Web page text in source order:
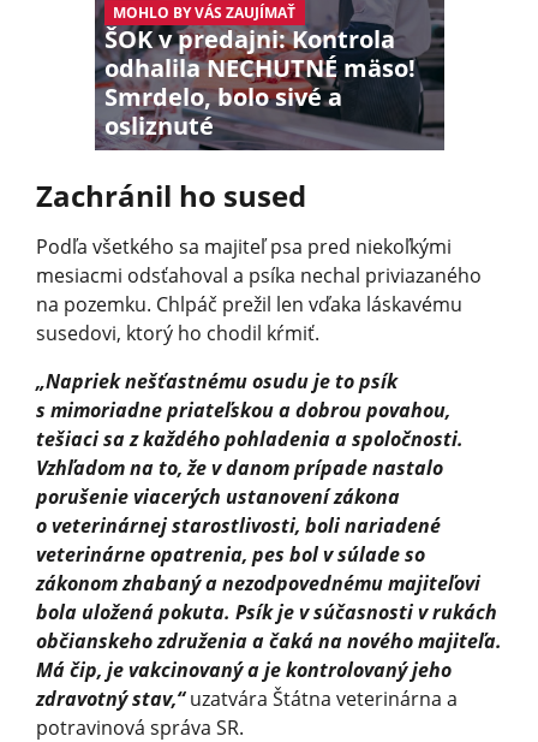
MOHLO BY VÁS ZAUJÍMAŤ
ŠOK v predajni: Kontrola
odhalila NECHUTNÉ mäso!
Smrdelo, bolo sivé a
osliznuté
Zachránil ho sused
Podľa všetkého sa majiteľ psa pred niekoľkými
mesiacmi odsťahoval a psíka nechal priviazaného
na pozemku. Chlpáč prežil len vďaka láskavému
susedovi, ktorý ho chodil kŕmiť.
„Napriek nešťastnému osudu je to psík
s mimoriadne priateľskou a dobrou povahou,
tešiaci sa z každého pohladenia a spoločnosti.
Vzhľadom na to, že v danom prípade nastalo
porušenie viacerých ustanovení zákona
o veterinárnej starostlivosti, boli nariadené
veterinárne opatrenia, pes bol v súlade so
zákonom zhabaný a nezodpovednému majiteľovi
bola uložená pokuta. Psík je v súčasnosti v rukách
občianskeho združenia a čaká na nového majiteľa.
Má čip, je vakcinovaný a je kontrolovaný jeho
zdravotný stav,“uzatvára Štátna veterinárna a
potravinová správa SR.